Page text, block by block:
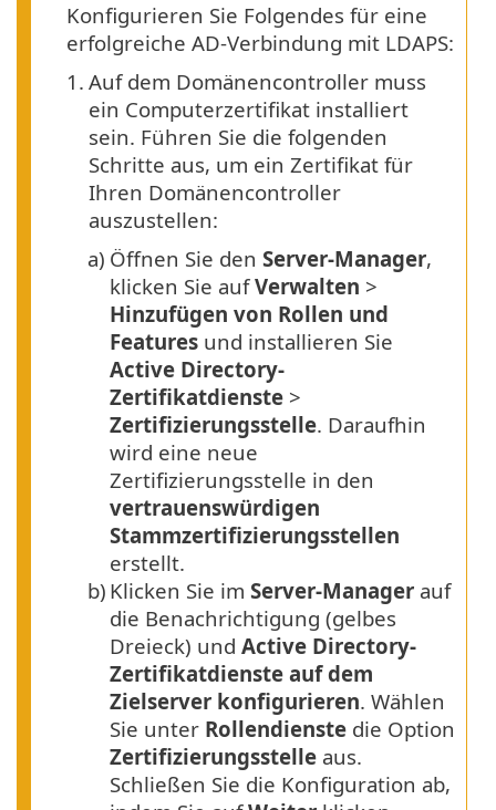
Konfigurieren Sie Folgendes für eine
erfolgreiche AD-Verbindung mit LDAPS:
1. Auf dem Domänencontroller muss
ein Computerzertifikat installiert
sein. Führen Sie die folgenden
Schritte aus, um ein Zertifikat für
Ihren Domänencontroller
auszustellen:
a) Öffnen Sie den Server-Manager,
klicken Sie aufVerwalten >
Hinzufügen von Rollen und
Features und installieren Sie
Active Directory-
Zertifikatdienste >
Zertifizierungsstelle. Daraufhin
wird eine neue
Zertifizierungsstelle in den
vertrauenswürdigen
Stammzertifizierungsstellen
erstellt.
b) Klicken Sie im Server-Manager auf
die Benachrichtigung (gelbes
Dreieck) und Active Directory-
Zertifikatdienste auf dem
Zielserver konfigurieren. Wählen
Sie unter Rollendienste die Option
Zertifizierungsstelle aus.
Schließen Sie die Konfiguration ab,